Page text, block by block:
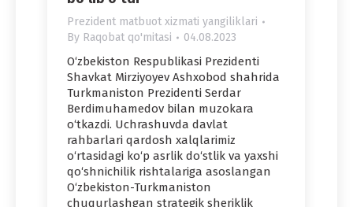
Prezident matbuot xizmati yangiliklari
By Raqobat qo'mitasi 04.08.2023
O‘zbekiston Respublikasi Prezidenti
Shavkat Mirziyoyev Ashxobod shahrida
Turkmaniston Prezidenti Serdar
Berdimuhamedov bilan muzokara
o‘tkazdi. Uchrashuvda davlat
rahbarlari qardosh xalqlarimiz
o‘rtasidagi ko‘p asrlik do‘stlik va yaxshi
qo‘shnichilik rishtalariga asoslangan
O‘zbekiston-Turkmaniston
chuqurlashgan strategik sheriklik